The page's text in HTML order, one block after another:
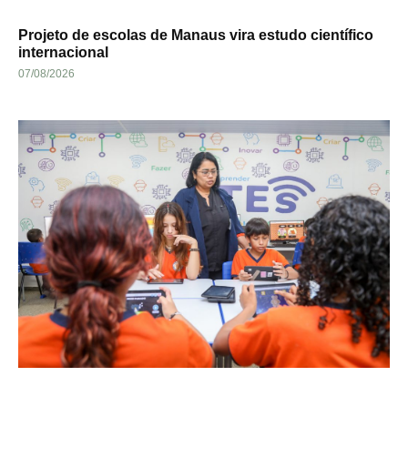
Projeto de escolas de Manaus vira estudo científico
internacional
07/08/2026